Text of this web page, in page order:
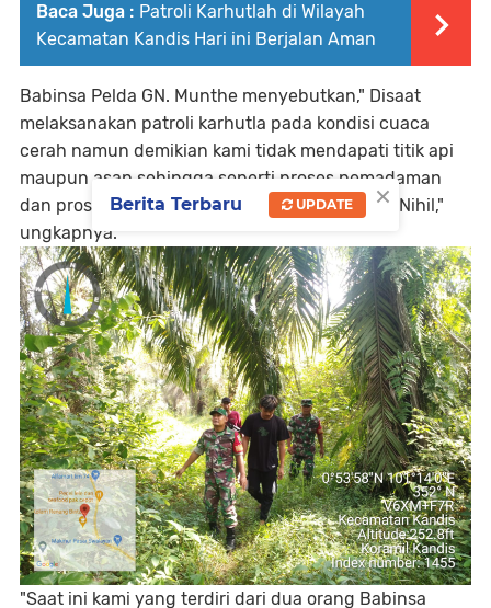
Baca Juga : Patroli Karhutlah di Wilayah
Kecamatan Kandis Hari ini Berjalan Aman
Babinsa Pelda GN. Munthe menyebutkan," Disaat
melaksanakan patroli karhutla pada kondisi cuaca
cerah namun demikian kami tidak mendapati titik api
maupun asap sehingga seperti proses pemadaman
dan proses pendinginan tidak dilakukan atau Nihil,"
ungkapnya.
"Saat ini kami yang terdiri dari dua orang Babinsa
×
Berita Terbaru UPDATE